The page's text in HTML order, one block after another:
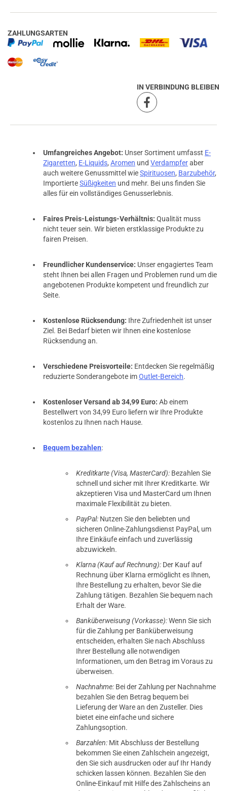
ZAHLUNGSARTEN
IN VERBINDUNG BLEIBEN
Umfangreiches Angebot: Unser Sortiment umfasst E-
Zigaretten, E-Liquids, Aromen und Verdampferaber
auch weitere Genussmittel wieSpirituosen, Barzubehör,
ImportierteSüßigkeiten und mehr. Bei uns finden Sie
alles für ein vollständiges Genusserlebnis.
Faires Preis-Leistungs-Verhältnis: Qualität muss
nicht teuer sein. Wir bieten erstklassige Produkte zu
fairen Preisen.
Freundlicher Kundenservice: Unser engagiertes Team
steht Ihnen bei allen Fragen und Problemen rund um die
angebotenen Produkte kompetent und freundlich zur
Seite.
Kostenlose Rücksendung: Ihre Zufriedenheit ist unser
Ziel. Bei Bedarf bieten wir Ihnen eine kostenlose
Rücksendung an.
Verschiedene Preisvorteile: Entdecken Sie regelmäßig
reduzierte Sonderangebote imOutlet-Bereich.
Kostenloser Versand ab 34,99 Euro: Ab einem
Bestellwert von 34,99 Euro liefern wir Ihre Produkte
kostenlos zu Ihnen nach Hause.
Bequem bezahlen:
Kreditkarte (Visa, MasterCard): Bezahlen Sie
schnell und sicher mit Ihrer Kreditkarte. Wir
akzeptieren Visa und MasterCard um Ihnen
maximale Flexibilität zu bieten.
PayPal: Nutzen Sie den beliebten und
sicheren Online-Zahlungsdienst PayPal, um
Ihre Einkäufe einfach und zuverlässig
abzuwickeln.
Klarna (Kauf auf Rechnung): Der Kauf auf
Rechnung über Klarna ermöglicht es Ihnen,
Ihre Bestellung zu erhalten, bevor Sie die
Zahlung tätigen. Bezahlen Sie bequem nach
Erhalt der Ware.
Banküberweisung (Vorkasse):Wenn Sie sich
für die Zahlung per Banküberweisung
entscheiden, erhalten Sie nach Abschluss
Ihrer Bestellung alle notwendigen
Informationen, um den Betrag im Voraus zu
überweisen.
Nachnahme: Bei der Zahlung per Nachnahme
bezahlen Sie den Betrag bequem bei
Lieferung der Ware an den Zusteller. Dies
bietet eine einfache und sichere
Zahlungsoption.
Barzahlen: Mit Abschluss der Bestellung
bekommen Sie einen Zahlschein angezeigt,
den Sie sich ausdrucken oder auf Ihr Handy
schicken lassen können. Bezahlen Sie den
Online-Einkauf mit Hilfe des Zahlscheins an